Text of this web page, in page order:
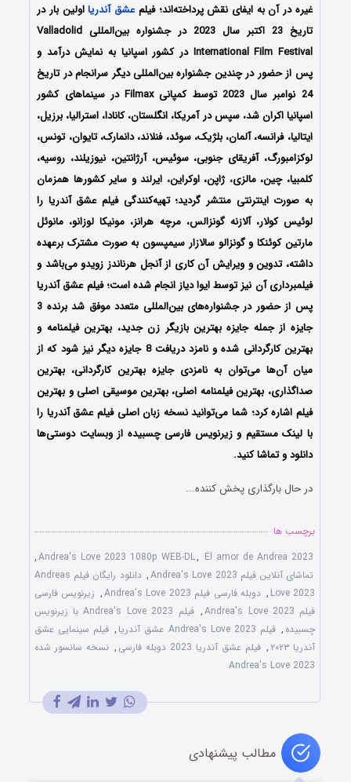
غیره در آن به ایفای نقش پرداخته‌اند؛ فیلمعشق آندریااولین بار در
تاریخ 23 اکتبر سال 2023 در جشنواره بین‌المللی Valladolid
International Film Festival در کشور اسپانیا به نمایش درآمد و
پس از حضور در چندین جشنواره بین‌المللی دیگر سرانجام در تاریخ
24 نوامبر سال 2023 توسط کمپانی‌ Filmax در سینماهای کشور
اسپانیا اکران شد، سپس در آمریکا، انگلستان، کانادا، استرالیا، برزیل،
ایتالیا، فرانسه، آلمان، بلژیک، سوئد، فنلاند، دانمارک، تایوان، تونس،
لوکزامبورگ، آفریقای جنوبی، سوئیس، آرژانتین، نیوزیلند، روسیه،
کلمبیا، چین، مالزی، ژاپن، اوکراین، ایرلند و سایر کشورها همزمان
به صورت اینترنتی منتشر گردید؛ تهیه‌کنندگی فیلم عشق آندریا را
لوئیس کولار، آلازنه گونزالس، مرچه هرانز، مونیکا لوزانو، مانوئل
مارتین کوئنکا و گونزالو سالازار سیمپسون به صورت مشترک برعهده
داشته، تدوین و ویرایش آن کاری از آنجل هرناندز زویدو می‌باشد و
فیلمبرداری آن نیز توسط ایوا دیاز انجام شده است؛ فیلم عشق آندریا
پس از حضور در جشنواره‌‌‌‌های بین‌المللی متعدد موفق شد برنده 3
جایزه از جمله جایزه بهترین بازیگر زن جدید، بهترین فیلمنامه و
بهترین کارگردانی شده و نامزد دریافت 8 جایزه دیگر نیز شود که از
میان آن‌ها می‌توان به نامزدی جایزه بهترین کارگردانی، بهترین
صداگذاری، بهترین فیلمنامه اصلی، بهترین موسیقی اصلی و بهترین
فیلم اشاره کرد؛ شما می‌توانید نسخه زبان اصلی فیلم عشق آندریا را
با ‌لینک مستقیم و زیرنویس فارسی چسبیده از وبسایت دوستی‌ها
دانلود و تماشا کنید.
در حال بارگذاری پخش کننده...
برچسب ها
Andrea's Love 2023 1080p WEB-DL, El amor de Andrea 2023
,
تماشای آنلاین فیلم Andrea's Love 2023
,
دانلود رایگان فیلم Andreas
Love 2023
, دوبله فارسی فیلم Andrea's Love 2023 , زیرنویس فارسی
فیلم Andrea's Love 2023
,
فیلم Andrea's Love 2023 با زیرنویس
چسبیده , فیلم Andrea's Love 2023 عشق آندریا , فیلم سینمایی عشق
آندریا ۲۰۲۳
, فیلم عشق آندریا 2023 دوبله فارسی , نسخه سانسور شده
Andrea's Love 2023
مطالب پیشنهادی